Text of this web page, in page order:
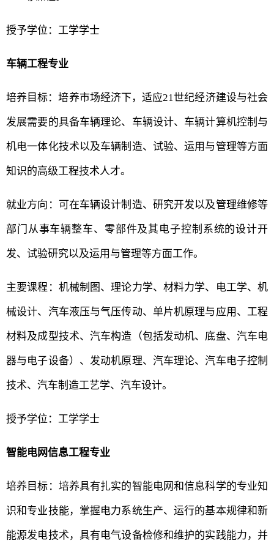
授予学位：工学学士
车辆工程专业
培养目标：培养市场经济下，适应21世纪经济建设与社会
发展需要的具备车辆理论、车辆设计、车辆计算机控制与
机电一体化技术以及车辆制造、试验、运用与管理等方面
知识的高级工程技术人才。
就业方向：可在车辆设计制造、研究开发以及管理维修等
部门从事车辆整车、零部件及其电子控制系统的设计开
发、试验研究以及运用与管理等方面工作。
主要课程：机械制图、理论力学、材料力学、电工学、机
械设计、汽车液压与气压传动、单片机原理与应用、工程
材料及成型技术、汽车构造（包括发动机、底盘、汽车电
器与电子设备）、发动机原理、汽车理论、汽车电子控制
技术、汽车制造工艺学、汽车设计。
授予学位：工学学士
智能电网信息工程专业
培养目标：培养具有扎实的智能电网和信息科学的专业知
识和专业技能，掌握电力系统生产、运行的基本规律和新
能源发电技术，具有电气设备检修和维护的实践能力，并